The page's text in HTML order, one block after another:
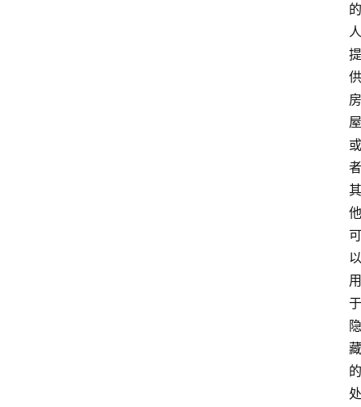
的
人
提
供
房
屋
或
者
其
他
可
以
用
于
隐
藏
的
处